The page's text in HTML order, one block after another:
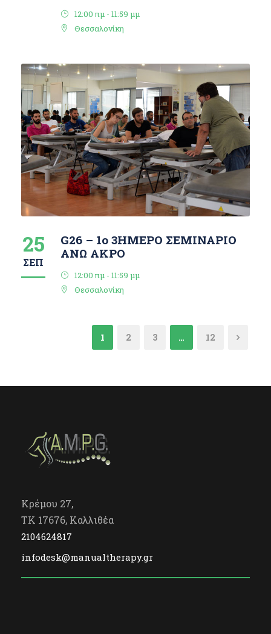
12:00 πμ - 11:59 μμ
Θεσσαλονίκη
25
ΣΕΠ
G26 – 1o 3ΗΜΕΡΟ ΣΕΜΙΝΑΡΙΟ
ΑΝΩ ΑΚΡΟ
12:00 πμ - 11:59 μμ
Θεσσαλονίκη
1 2 3 … 12
Κρέμου 27,
TK 17676, Καλλιθέα
2104624817
infodesk@manualtherapy.gr